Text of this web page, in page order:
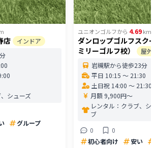
店
インドア
シューズ
グループ
ユニオンゴルフから 4.69km
ダンロップゴルフスク
ミリーゴルフ校）
屋外
岩槻駅から徒歩23分
平日 10:15 〜 21:30
土日祝 14:00 〜 21:30
月額 9,900円〜
レンタル： クラブ、シ
ブ
0
0
初心者向け
安い